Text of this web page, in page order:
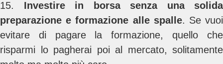
15. Investire in borsa senza una solida
preparazione e formazione alle spalle. Se vuoi
evitare di pagare la formazione, quello che
risparmi lo pagherai poi al mercato, solitamente